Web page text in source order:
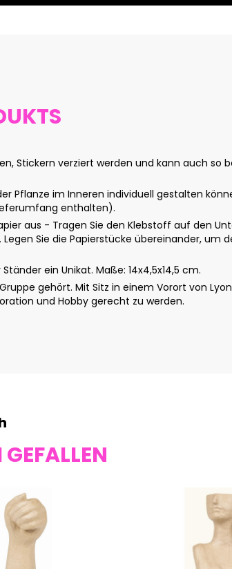
Stickern verziert werden und kann auch so
Pflanze im Inneren individuell gestalten
enthalten).
aus - Tragen Sie den Klebstoff auf den
Sie die Papierstücke übereinander, um
ein Unikat. Maße: 14x4,5x14,5 cm.
Gruppe gehört. Mit Sitz in einem Vorort von
und Hobby gerecht zu werden.